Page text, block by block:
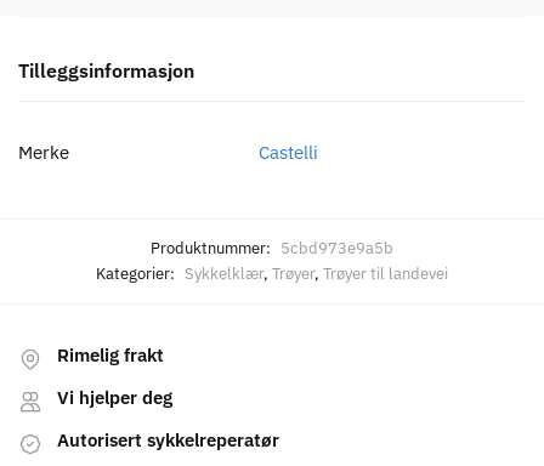
Tilleggsinformasjon
Merke Castelli
Produktnummer: 5cbd973e9a5b
Kategorier: Sykkelklær, Trøyer, Trøyer til landevei
Rimelig frakt
Vi hjelper deg
Autorisert sykkelreperatør